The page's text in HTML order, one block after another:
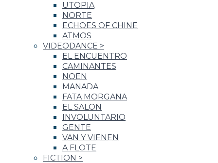
UTOPIA
NORTE
ECHOES OF CHINE
ATMOS
VIDEODANCE >
EL ENCUENTRO
CAMINANTES
NOEN
MANADA
FATA MORGANA
EL SALON
INVOLUNTARIO
GENTE
VAN Y VIENEN
A FLOTE
FICTION >